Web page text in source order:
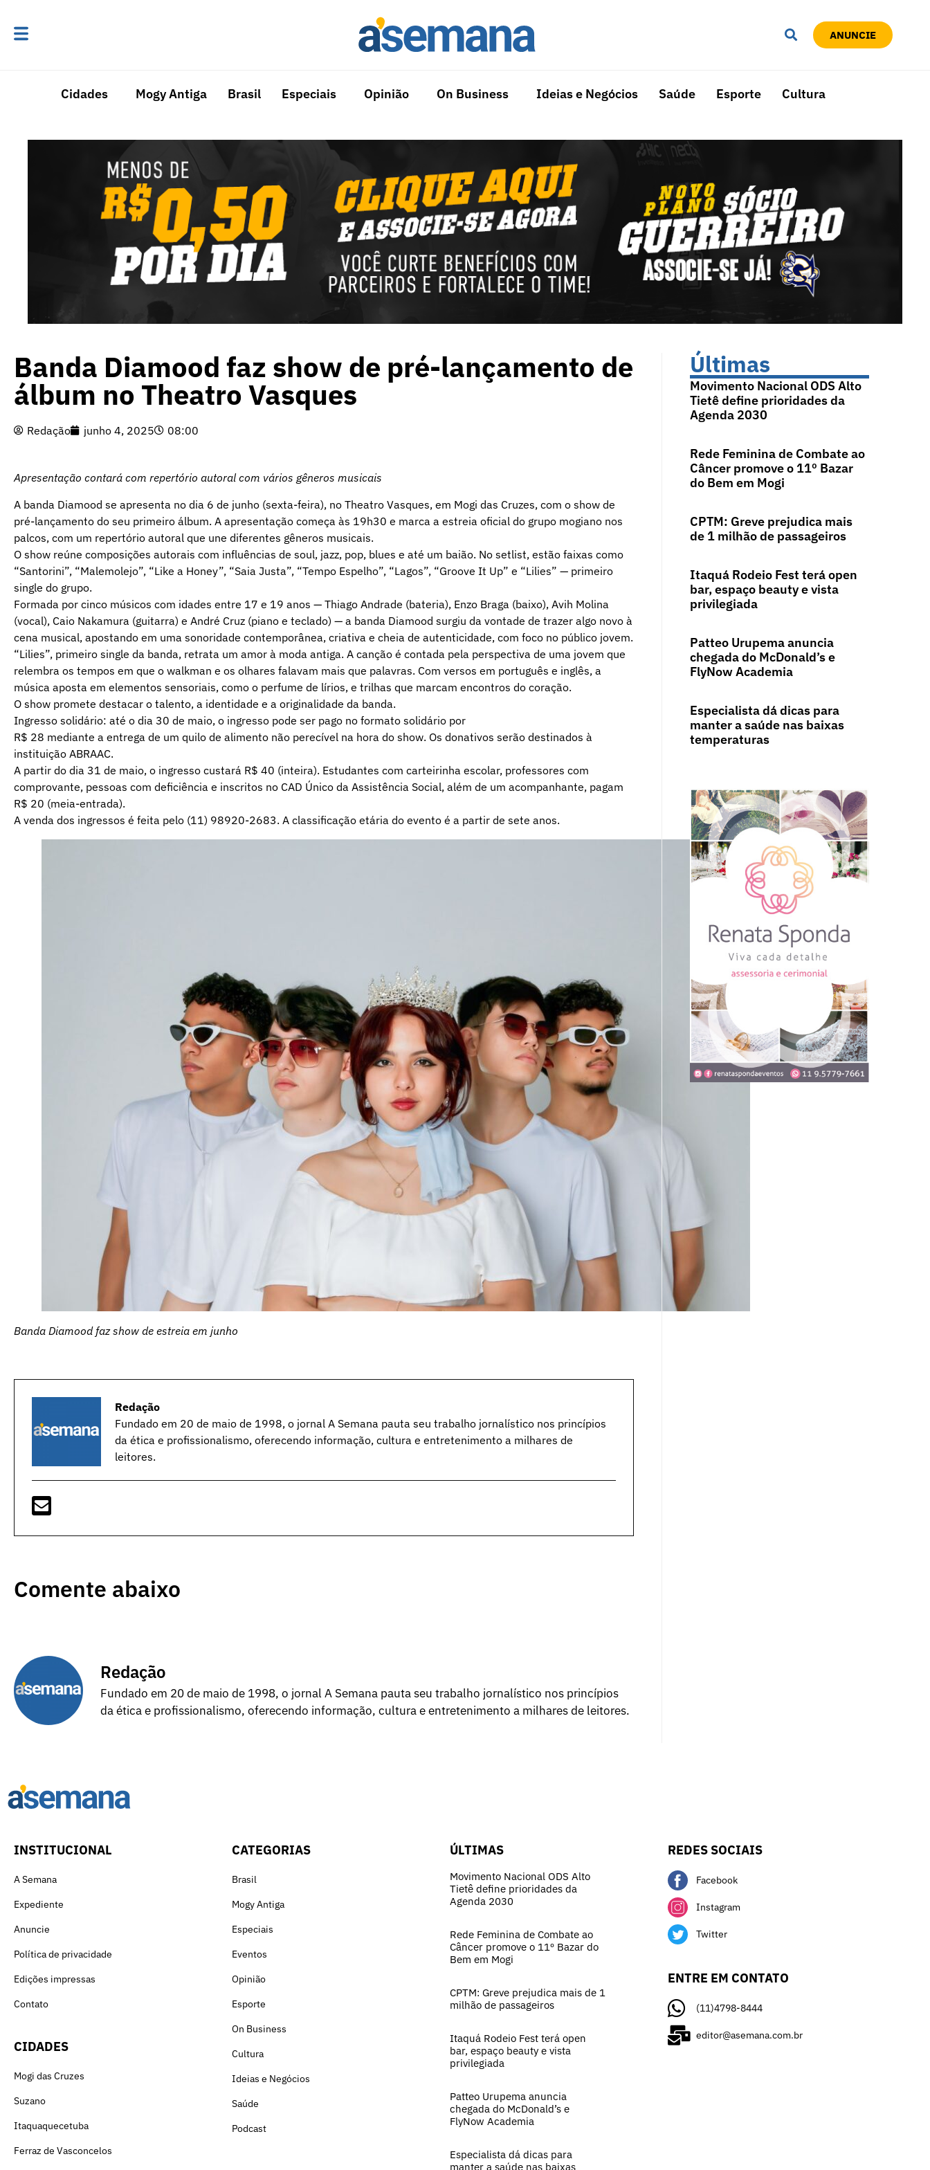
ANUNCIE
Cidades Mogy Antiga Brasil Especiais Opinião On Business Ideias e Negócios Saúde Esporte Cultura
Banda Diamood faz show de pré-lançamento de
álbum no Theatro Vasques
Redação junho 4, 2025 08:00
Apresentação contará com repertório autoral com vários gêneros musicais
A banda Diamood se apresenta no dia 6 de junho (sexta-feira), no Theatro Vasques, em Mogi das Cruzes, com o show de
pré-lançamento do seu primeiro álbum. A apresentação começa às 19h30 e marca a estreia oficial do grupo mogiano nos
palcos, com um repertório autoral que une diferentes gêneros musicais.
O show reúne composições autorais com influências de soul, jazz, pop, blues e até um baião. No setlist, estão faixas como
“Santorini”, “Malemolejo”, “Like a Honey”, “Saia Justa”, “Tempo Espelho”, “Lagos”, “Groove It Up” e “Lilies” — primeiro
single do grupo.
Formada por cinco músicos com idades entre 17 e 19 anos — Thiago Andrade (bateria), Enzo Braga (baixo), Avih Molina
(vocal), Caio Nakamura (guitarra) e André Cruz (piano e teclado) — a banda Diamood surgiu da vontade de trazer algo novo à
cena musical, apostando em uma sonoridade contemporânea, criativa e cheia de autenticidade, com foco no público jovem.
“Lilies”, primeiro single da banda, retrata um amor à moda antiga. A canção é contada pela perspectiva de uma jovem que
relembra os tempos em que o walkman e os olhares falavam mais que palavras. Com versos em português e inglês, a
música aposta em elementos sensoriais, como o perfume de lírios, e trilhas que marcam encontros do coração.
O show promete destacar o talento, a identidade e a originalidade da banda.
Ingresso solidário: até o dia 30 de maio, o ingresso pode ser pago no formato solidário por
R$ 28 mediante a entrega de um quilo de alimento não perecível na hora do show. Os donativos serão destinados à
instituição ABRAAC.
A partir do dia 31 de maio, o ingresso custará R$ 40 (inteira). Estudantes com carteirinha escolar, professores com
comprovante, pessoas com deficiência e inscritos no CAD Único da Assistência Social, além de um acompanhante, pagam
R$ 20 (meia-entrada).
A venda dos ingressos é feita pelo (11) 98920-2683. A classificação etária do evento é a partir de sete anos.
Banda Diamood faz show de estreia em junho
Redação
Fundado em 20 de maio de 1998, o jornal A Semana pauta seu trabalho jornalístico nos princípios
da ética e profissionalismo, oferecendo informação, cultura e entretenimento a milhares de
leitores.
Comente abaixo
Redação
Fundado em 20 de maio de 1998, o jornal A Semana pauta seu trabalho jornalístico nos princípios
da ética e profissionalismo, oferecendo informação, cultura e entretenimento a milhares de leitores.
Últimas
Movimento Nacional ODS Alto
Tietê define prioridades da
Agenda 2030
Rede Feminina de Combate ao
Câncer promove o 11º Bazar
do Bem em Mogi
CPTM: Greve prejudica mais
de 1 milhão de passageiros
Itaquá Rodeio Fest terá open
bar, espaço beauty e vista
privilegiada
Patteo Urupema anuncia
chegada do McDonald’s e
FlyNow Academia
Especialista dá dicas para
manter a saúde nas baixas
temperaturas
INSTITUCIONAL
A Semana
Expediente
Anuncie
Política de privacidade
Edições impressas
Contato
CIDADES
Mogi das Cruzes
Suzano
Itaquaquecetuba
Ferraz de Vasconcelos
CATEGORIAS
Brasil
Mogy Antiga
Especiais
Eventos
Opinião
Esporte
On Business
Cultura
Ideias e Negócios
Saúde
Podcast
ÚLTIMAS
Movimento Nacional ODS Alto
Tietê define prioridades da
Agenda 2030
Rede Feminina de Combate ao
Câncer promove o 11º Bazar do
Bem em Mogi
CPTM: Greve prejudica mais de 1
milhão de passageiros
Itaquá Rodeio Fest terá open
bar, espaço beauty e vista
privilegiada
Patteo Urupema anuncia
chegada do McDonald’s e
FlyNow Academia
Especialista dá dicas para
manter a saúde nas baixas
REDES SOCIAIS
Facebook
Instagram
Twitter
ENTRE EM CONTATO
(11)4798-8444
editor@asemana.com.br